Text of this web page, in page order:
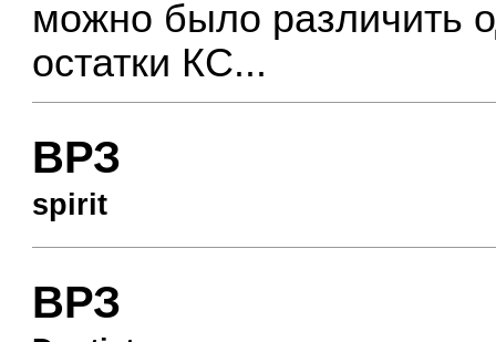
можно было различить
остатки КС...
ВРЗ
spirit
ВРЗ